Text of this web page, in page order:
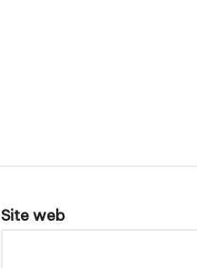
Site web